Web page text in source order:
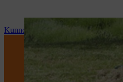
Kunnossapito ja korjaus